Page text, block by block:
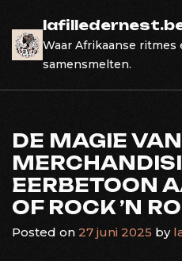
contentWaar Afrikaanse
samensmelten.
DE MAGIE
EERBETOON
OF ROCK ’N
Posted on 27 juni 2025 by